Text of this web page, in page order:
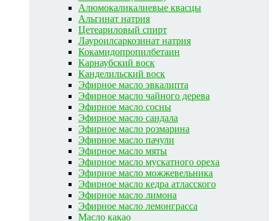
Алюмокаликалиевые квасцы
Альгинат натрия
Цетеариловый спирт
Лауроилсаркозинат натрия
Кокамидопропилбетаин
Карнаубский воск
Канделильский воск
Эфирное масло эвкалипта
Эфирное масло чайного дерева
Эфирное масло сосны
Эфирное масло сандала
Эфирное масло розмарина
Эфирное масло пачули
Эфирное масло мяты
Эфирное масло мускатного ореха
Эфирное масло можжевельника
Эфирное масло кедра атласского
Эфирное масло лимона
Эфирное масло лемонграсса
Масло какао